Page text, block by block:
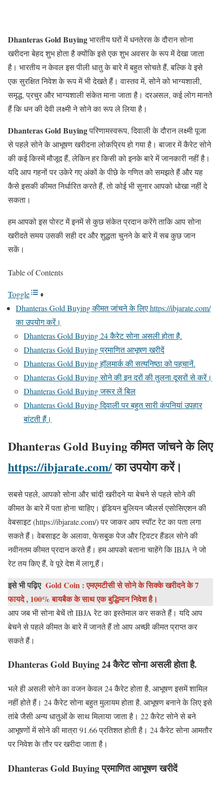
Dhanteras Gold Buyingभारतीय घरों में धनतेरस के दौरान सोना
खरीदना बेहद शुभ होता है क्योंकि इसे एक शुभ अवसर के रूप में देखा जाता
है। भारतीय न केवल इस पीली धातु के बारे में बहुत सोचते हैं, बल्कि वे इसे
एक सुरक्षित निवेश के रूप में भी देखते हैं। वास्तव में, सोने को भाग्यशाली,
समृद्ध, प्रचुर और भाग्यशाली संकेत माना जाता है। दरअसल, कई लोग मानते
हैं कि धन की देवी लक्ष्मी ने सोने का रूप ले लिया है।
Dhanteras Gold Buyingपरिणामस्वरूप, दिवाली के दौरान लक्ष्मी पूजा
से पहले सोने के आभूषण खरीदना लोकप्रिय हो गया है। बाजार में कैरेट सोने
की कई किस्में मौजूद हैं, लेकिन हर किसी को इनके बारे में जानकारी नहीं है।
यदि आप गहनों पर उकेरे गए अंकों के पीछे के गणित को समझते हैं और यह
कैसे इसकी कीमत निर्धारित करते हैं, तो कोई भी सुनार आपको धोखा नहीं दे
सकता।
हम आपको इस पोस्ट में इनमें से कुछ संकेत प्रदान करेंगे ताकि आप सोना
खरीदते समय उसकी सही दर और शुद्धता चुनने के बारे में सब कुछ जान
सकें।
Table of Contents
Toggle
Dhanteras Gold Buying कीमत जांचने के लिए https://ibjarate.com/
का उपयोग करें।
Dhanteras Gold Buying 24 कैरेट सोना असली होता है.
Dhanteras Gold Buying प्रमाणित आभूषण खरीदें
Dhanteras Gold Buying हॉलमार्क की सत्यनिष्ठा को पहचानें.
Dhanteras Gold Buying सोने की इन दरों की तुलना दूसरों से करें।
Dhanteras Gold Buying जरूर लें बिल
Dhanteras Gold Buying दिवाली पर बहुत सारी कंपनियां उपहार
बांटती हैं।
Dhanteras Gold Buyingकीमत जांचने के लिए
https://ibjarate.com/का उपयोग करें।
सबसे पहले, आपको सोना और चांदी खरीदने या बेचने से पहले सोने की
कीमत के बारे में पता होना चाहिए। इंडियन बुलियन ज्वैलर्स एसोसिएशन की
वेबसाइट (https://ibjarate.com/) पर जाकर आप स्पॉट रेट का पता लगा
सकते हैं। वेबसाइट के अलावा, फेसबुक पेज और ट्विटर हैंडल सोने की
नवीनतम कीमत प्रदान करते हैं। हम आपको बताना चाहेंगे कि IBJA ने जो
रेट तय किए हैं, वे पूरे देश में लागू हैं।
इसे भी पढ़िए Gold Coin : एमएमटीसी से सोने के सिक्के खरीदने के 7
फायदे , 100% बायबैक के साथ एक बुद्धिमान निवेश है।
आप जब भी सोना बेचें तो IBJA रेट का इस्तेमाल कर सकते हैं। यदि आप
बेचने से पहले कीमत के बारे में जानते हैं तो आप अच्छी कीमत प्राप्त कर
सकते हैं।
Dhanteras Gold Buying24 कैरेट सोना असली होता है.
भले ही असली सोने का वजन केवल 24 कैरेट होता है, आभूषण इसमें शामिल
नहीं होते हैं। 24 कैरेट सोना बहुत मुलायम होता है. आभूषण बनाने के लिए इसे
तांबे जैसी अन्य धातुओं के साथ मिलाया जाता है। 22 कैरेट सोने से बने
आभूषणों में सोने की मात्रा 91.66 प्रतिशत होती है। 24 कैरेट सोना आमतौर
पर निवेश के तौर पर खरीदा जाता है।
Dhanteras Gold Buyingप्रमाणित आभूषण खरीदें